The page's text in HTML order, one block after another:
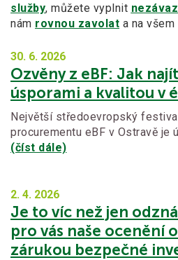
služby, můžete vyplnit
nám rovnou zavolat a na
30. 6. 2026
Ozvěny z eBF: Jak
úsporami a kvalitou v
Největší středoevropský
procurementu eBF v Ostravě je
(číst dále)
2. 4. 2026
Je to víc než jen
pro vás naše ocenění
zárukou bezpečné